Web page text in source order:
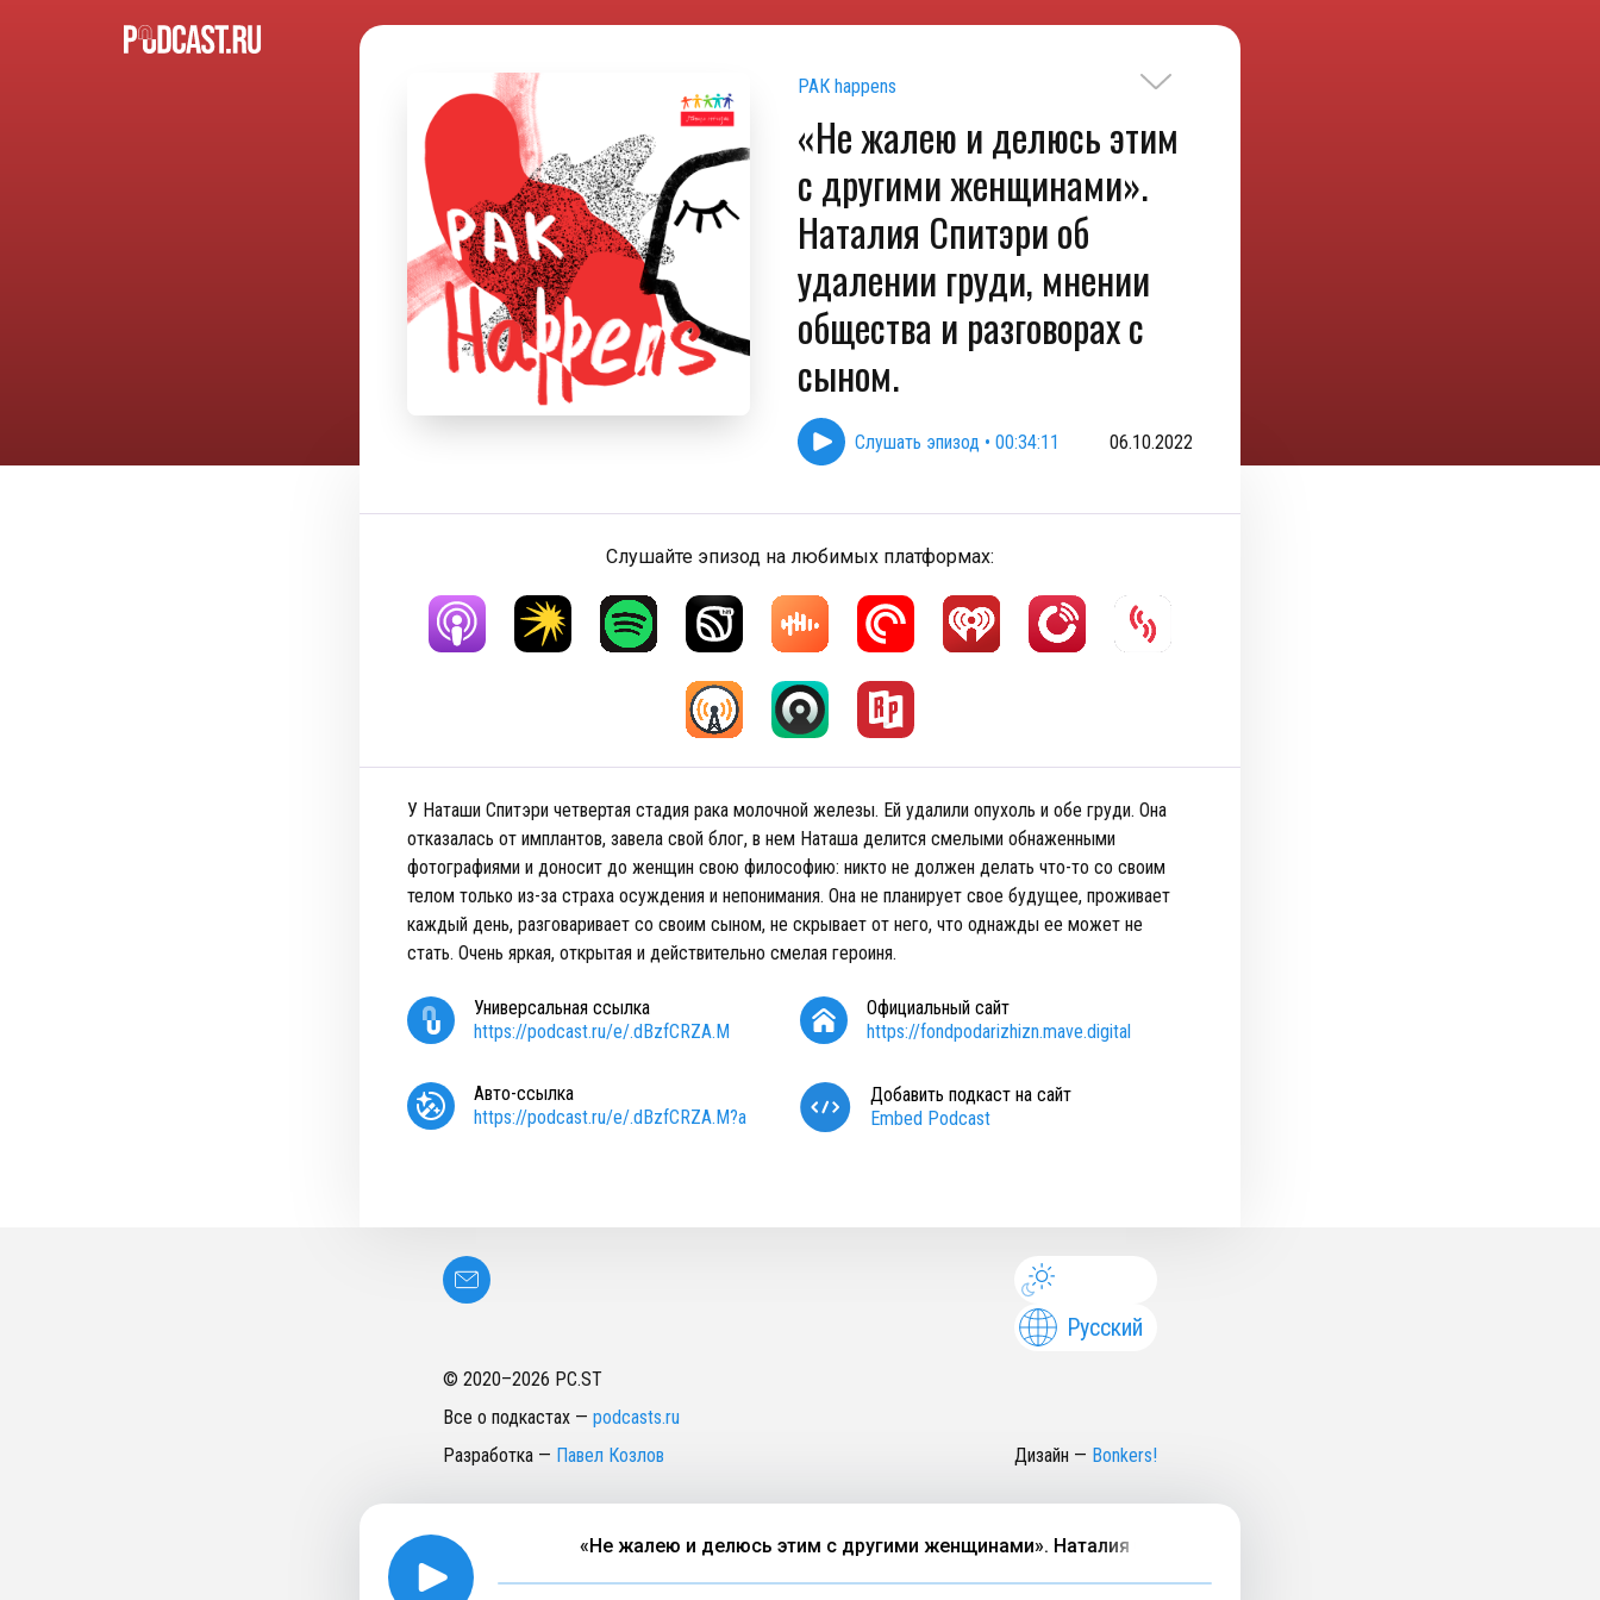
РАК happens
«Не жалею и делюсь этим
с другими женщинами».
Наталия Спитэри об
удалении груди, мнении
общества и разговорах с
сыном.
Слушать эпизод • 00:34:11 06.10.2022
Слушайте эпизод на любимых платформах:
У Наташи Спитэри четвертая стадия рака молочной железы. Ей удалили опухоль и обе груди. Она
отказалась от имплантов, завела свой блог, в нем Наташа делится смелыми обнаженными
фотографиями и доносит до женщин свою философию: никто не должен делать что-то со своим
телом только из-за страха осуждения и непонимания. Она не планирует свое будущее, проживает
каждый день, разговаривает со своим сыном, не скрывает от него, что однажды ее может не
стать. Очень яркая, открытая и действительно смелая героиня.
Универсальная ссылка
https://podcast.ru/e/.dBzfCRZA.M
Официальный сайт
https://fondpodarizhizn.mave.digital
Авто-ссылка
https://podcast.ru/e/.dBzfCRZA.M?a
Добавить подкаст на сайт
Embed Podcast
Русский
© 2020–2026 PC.ST
Все о подкастах — podcasts.ru
Разработка — Павел Козлов Дизайн — Bonkers!
«Не жалею и делюсь этим с другими женщинами». Наталия Спитэри об удалении груди, мнении общества и